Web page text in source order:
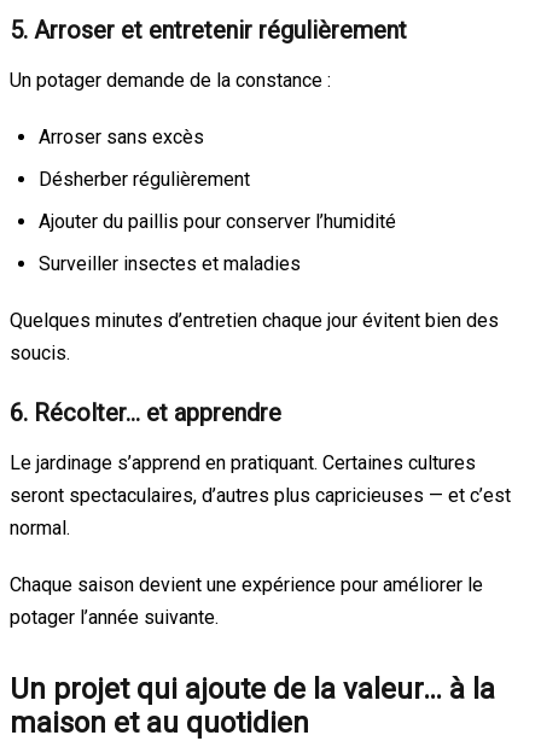
5. Arroser et entretenir régulièrement
Un potager demande de la constance :
Arroser sans excès
Désherber régulièrement
Ajouter du paillis pour conserver l’humidité
Surveiller insectes et maladies
Quelques minutes d’entretien chaque jour évitent bien des
soucis.
6. Récolter… et apprendre
Le jardinage s’apprend en pratiquant. Certaines cultures
seront spectaculaires, d’autres plus capricieuses — et c’est
normal.
Chaque saison devient une expérience pour améliorer le
potager l’année suivante.
Un projet qui ajoute de la valeur… à la
maison et au quotidien